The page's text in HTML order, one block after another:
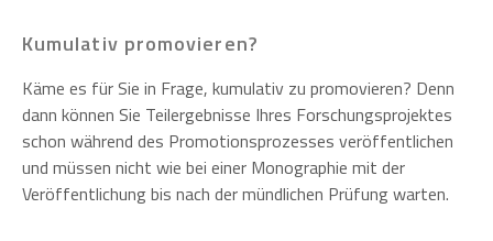
Kumulativ promovieren?
Käme es für Sie in Frage, kumulativ zu promovieren? Denn
dann können Sie Teilergebnisse Ihres Forschungsprojektes
schon während des Promotionsprozesses veröffentlichen
und müssen nicht wie bei einer Monographie mit der
Veröffentlichung bis nach der mündlichen Prüfung warten.